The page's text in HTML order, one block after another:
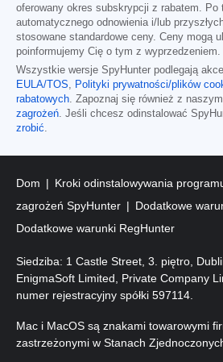
oferowany okres subskrypcji z rabatem. Po
automatycznego odnowienia i/lub
stosowane standardowe ceny. Ceny mogą
poinformujemy Cię o tym z wyprzedzeniem.
Wszystkie wersje SpyHunter podlegają
EULA/TOS, Polityki prywatności/plików
rabatowych. Zapoznaj się również z
zagrożeń. Jeśli chcesz odinstalować
zrobić.
Dom Kroki odinstalowywania
zagrożeń SpyHunter
Dodatkowe
Dodatkowe warunki RegHunter
Siedziba: 1 Castle Street, 3. piętro,
EnigmaSoft Limited, Private Company
numer rejestracyjny spółki 597114.
Mac i MacOS są znakami towarowymi
zastrzeżonymi w Stanach